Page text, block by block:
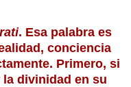
. Esa palabra es
conciencia
Primero, si
divinidad en su